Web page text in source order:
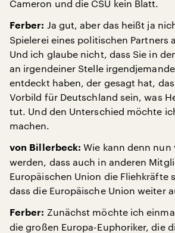
Cameron und die CSU kein Blatt.
Ferber: Ja gut, aber das heißt ja
Spielerei eines politischen Partners
Und ich glaube nicht, dass Sie in
an irgendeiner Stelle
entdeckt haben, der gesagt hat,
Vorbild für Deutschland sein, was
tut. Und den Unterschied möchte
machen.
von Billerbeck: Wie kann denn nun
werden, dass auch in anderen
Europäischen Union die Fliehkräfte
dass die Europäische Union weiter
Ferber: Zunächst möchte ich
die großen Europa-Euphoriker, die